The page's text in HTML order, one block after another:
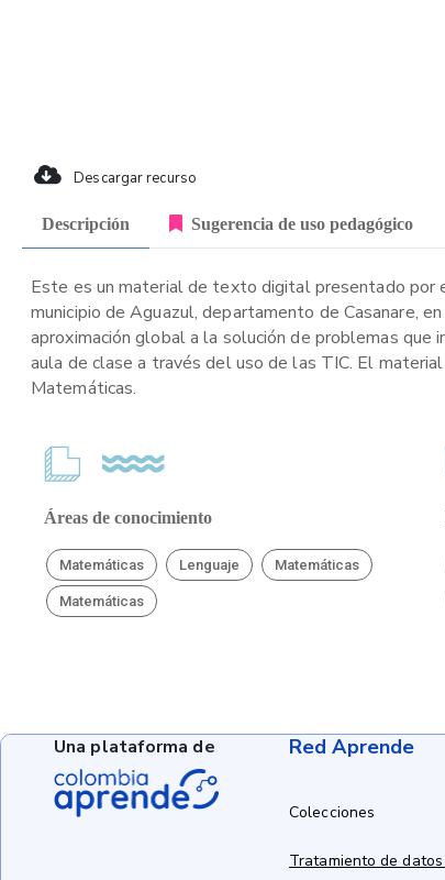
Descargar recurso
Descripción Sugerencia de uso pedagógico
Este es un material de texto digital presentado por
municipio de Aguazul, departamento de Casanare,
aproximación global a la solución de problemas
aula de clase a través del uso de las TIC. El
Matemáticas.
Áreas de conocimiento
Matemáticas Lenguaje Matemáticas
Matemáticas
Red Aprende
Colecciones
Tratamiento de
Una plataforma de